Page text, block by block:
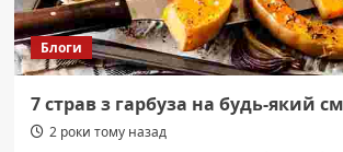
захисникам
на
фронт
Блоги
7 страв з гарбуза на будь-який
2 роки тому назад